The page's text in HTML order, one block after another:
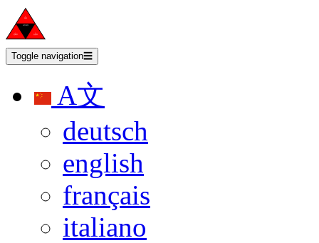
Toggle navigation☰
A文
deutsch
english
français
italiano